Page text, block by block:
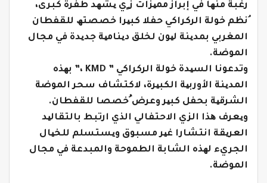
رغبة منھا في إبراز ممیزات ز ٍي یشھد طفرة كبرى،
ُنظم خولة الركراكي حفلا كبیرا خصصتھ للقفطان
المغربي بمدینة لیون لخلق دینامیة جدیدة في مجال
الموضة.
وتدعونا السیدة خولة الركراكي ” KMD ،” بھذه
المدینة الأوربیة الكبیرة، لاكتشاف سحر الموضة
الشرقیة بحفل كبیر وعرض ُخصصا للقفطان.
ویعرف ھذا الزي الاحتفالي الذي ارتبط بالتقالید
العریقة انتشارا غیر مسبوق ویستسلم للخیال
الجريء لھذه الشابة الطموحة والمبدعة في مجال
الموضة.